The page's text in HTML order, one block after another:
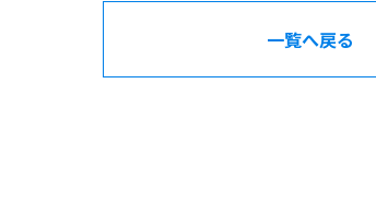
一覧へ戻る